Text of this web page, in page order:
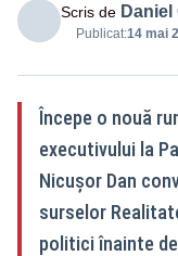
Scris de Daniel
Publicat:14 mai
Începe o nouă
executivului la
Nicușor Dan
surselor
politici înainte